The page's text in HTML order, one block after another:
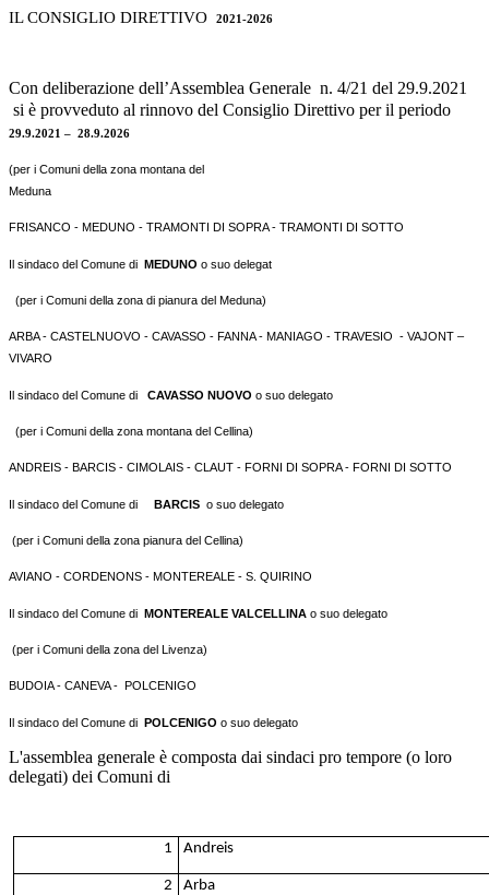
IL CONSIGLIO DIRETTIVO 2021-2026
Con deliberazione dell’Assemblea Generale n. 4/21 del 29.9.2021
si è provveduto al rinnovo del Consiglio Direttivo per il periodo
29.9.2021 – 28.9.2026
(per i Comuni della zona montana del
Meduna
FRISANCO - MEDUNO - TRAMONTI DI SOPRA - TRAMONTI DI SOTTO
Il sindaco del Comune di MEDUNO o suo delegat
(per i Comuni della zona di pianura del Meduna)
ARBA - CASTELNUOVO - CAVASSO - FANNA - MANIAGO - TRAVESIO - VAJONT –
VIVARO
Il sindaco del Comune di CAVASSO NUOVO o suo delegato
(per i Comuni della zona montana del Cellina)
ANDREIS - BARCIS - CIMOLAIS - CLAUT - FORNI DI SOPRA - FORNI DI SOTTO
Il sindaco del Comune di BARCIS o suo delegato
(per i Comuni della zona pianura del Cellina)
AVIANO - CORDENONS - MONTEREALE - S. QUIRINO
Il sindaco del Comune di MONTEREALE VALCELLINA o suo delegato
(per i Comuni della zona del Livenza)
BUDOIA - CANEVA - POLCENIGO
Il sindaco del Comune di POLCENIGO o suo delegato
L'assemblea generale è composta dai sindaci pro tempore (o loro
delegati) dei Comuni di
1 Andreis
2 Arba